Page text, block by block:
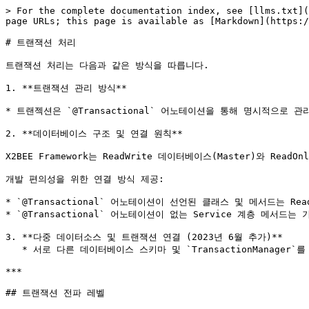
> For the complete documentation index, see [llms.txt](https://tech.x2bee.com/llms.txt). Markdown versions of documentation pages are available by appending `.md` to page URLs; this page is available as [Markdown](https://tech.x2bee.com/dev-guide/dev-start/images-and-media/undefined-1.md).

# 트랜잭션 처리

트랜잭션 처리는 다음과 같은 방식을 따릅니다.

1. **트랜잭션 관리 방식**

* 트랜젝션은 `@Transactional` 어노테이션을 통해 명시적으로 관리함(2023년 5월 개정)

2. **데이터베이스 구조 및 연결 원칙**

X2BEE Framework는 ReadWrite 데이터베이스(Master)와 ReadOnly 데이터베이스(Slave)로 구성된 이중화 구조를 기본으로 가정함.

개발 편의성을 위한 연결 방식 제공:

* `@Transactional` 어노테이션이 선언된 클래스 및 메서드는 ReadWrite 데이터베이스(Master)에 연결
* `@Transactional` 어노테이션이 없는 Service 계층 메서드는 기본적으로 ReadOnly 데이터베이스(Slave)에 연결

3. **다중 데이터소스 및 트랜잭션 연결 (2023년 6월 추가)**
   * 서로 다른 데이터베이스 스키마 및 `TransactionManager`를 활용하여 다중 데이터소스를 트랜잭션으로 연결하는 방법 지원

***

## 트랜잭션 전파 레벨

* **Propagation.REQUIRED (기본 값)**\
  특정 메서드의 트랜잭션이 `Propagation.REQUIRED`로 설정되었을 때의 동작은 다음과 같다. 기본적으로 해당 메서드를 호출한 곳에서 별도의 트랜잭션이 설정되어 있지 않았다면 트랜잭션을 새로 시작한다(새로운 연결을 생성하고 실행). 만약 호출한 곳에서 이미 트랜잭션이 설정되어 있다면 기존의 트랜잭션 내에서 로직을 실행한다(동일한 연결 안에서 실행). 예외가 발생하면 롤백이 되고 호출한 곳에도 롤백이 전파된다. **Propagation.REQUIRED**는 기본값이므로 생략 가능. 다만 해당 메서드가 호출한 곳과 별도의 쓰레드라면 전파 레벨과 상관 없이 별도의 트랜잭션을 생성하여 실행한다. Spring은 내부적으로 트랜잭션 정보를 ThreadLocal 변수에 저장하기 때문에 다른 쓰레드로 트랜잭션이 전파되지 않음.
* **Propagation.REQUIRES\_NEW**\
  매번 새로운 트랜잭션을 시작한다(새로운 연결을 생성하고 실행). 호출한 곳에서 이미 트랜잭션이 설정되어 있다면 기존 트랜잭션은 메서드가 종료할 때까지 대기 상태가 되며, 새로운 트랜잭션은 독립적으로 실행된다. 새로운 트랜잭션에서 예외가 발생해도 호출한 곳에는 롤백이 전파되지 않는다.
* **Propagation.SUPPORTS**\
  이미 시작된 트랜잭션이 있으면 참여하고, 없으면 트랜잭션 없이 진행한다.
* **Propagation.NESTED**\
  기본적으로 REQUIRED와 동일하게 작동하나, SAVEPOINT를 지정한 시점까지 부분 롤백이 가능하다. 데이터베이스가 SAVEPOINT 기능을 지원해야 사용 가능(예: Oracle).
* **Propagation.MANDATORY**\
  이미 시작된 트랜잭션이 있으면 참여하지만, 없으면 예외를 발생시킨다. 독립적으로 트랜잭션을 진행하면 안 되는 경우 사용.
* **Propagation.NOT\_SUPPORTED**\
  트랜잭션을 사용하지 않음. 이미 진행 중인 트랜잭션이 있으면 보류시킨다.
* **Propagation.NEVER**\
  트랜잭션을 사용하지 않도록 강제. 이미 진행 중인 트랜잭션이 있으면 예외를 발생시킴.

자주 사용되는 전파 설정: REQUIRED, REQUIRES\_NEW, NESTED, SUPPORTS. 기본적으로는 REQUIRED와 트랜잭션을 분리하기 위한 REQUIRES\_NEW를 주로 사용하면 됨.

## 트랜잭션 경계 설정

ReadWrite 트랜잭션은 아래 AOP 코드에 의해 결정됩니다. `@Transactional` 어노테이션이 선언된 함수의 경우 ReadWrite로 동작합니다.

```java
/** ReadWrite Transaction 설정 AOP */
@Aspect
@Component
public class ReadWriteDatabaseTransactionAspect {
    @Around("@annotation(org.springframework.transaction.annotation.Transactional)")
    public Object logging(ProceedingJoinPoint pjp) throws Throwable {
        RoutingDatabaseContextHolder.set(RoutingDatabase.READWRITE);
        Object result;
        try {
            result = pjp.proceed();
        } finally {
            RoutingDatabaseContextHolder.clear();
        }
        return result;
    }
}
```

ReadOnly 트랜잭션은 아래 AOP 코드에 의해 결정됩니다. 아래 코드에서는 `@Transactional` 어노테이션이 없는